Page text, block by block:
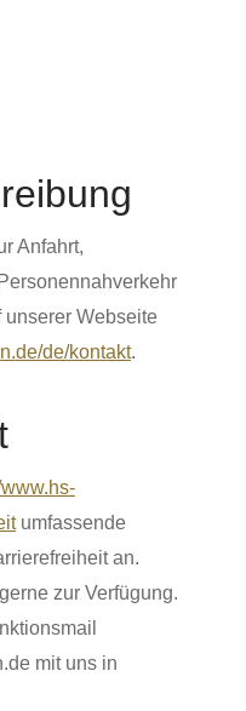
Anfahrt,
Webseite
de/kontakt.
umfassende
an.
zur Verfügung.
mit uns in